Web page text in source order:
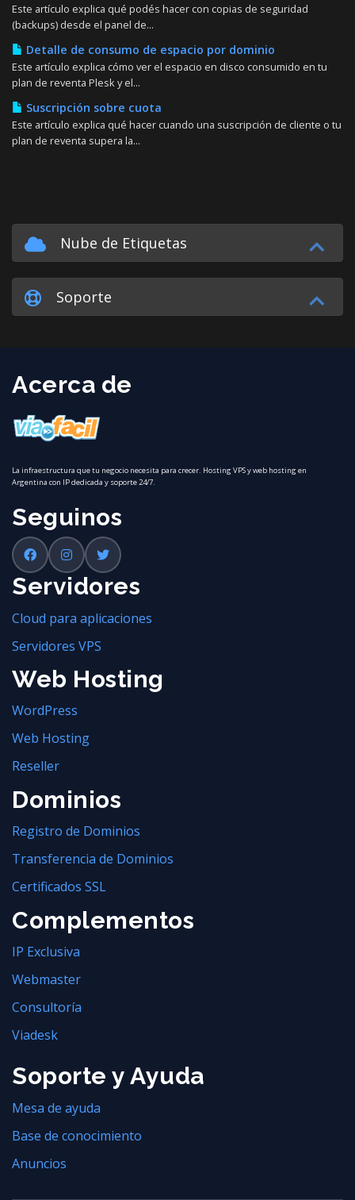
Este artículo explica qué podés hacer con copias de seguridad
(backups) desde el panel de...
Detalle de consumo de espacio por dominio
Este artículo explica cómo ver el espacio en disco consumido en tu
plan de reventa Plesk y el...
Suscripción sobre cuota
Este artículo explica qué hacer cuando una suscripción de cliente o tu
plan de reventa supera la...
Nube de Etiquetas
Soporte
Acerca de
La infraestructura que tu negocio necesita para crecer. Hosting VPS y web hosting en
Argentina con IP dedicada y soporte 24/7.
Seguinos
Servidores
Cloud para aplicaciones
Servidores VPS
Web Hosting
WordPress
Web Hosting
Reseller
Dominios
Registro de Dominios
Transferencia de Dominios
Certificados SSL
Complementos
IP Exclusiva
Webmaster
Consultoría
Viadesk
Soporte y Ayuda
Mesa de ayuda
Base de conocimiento
Anuncios